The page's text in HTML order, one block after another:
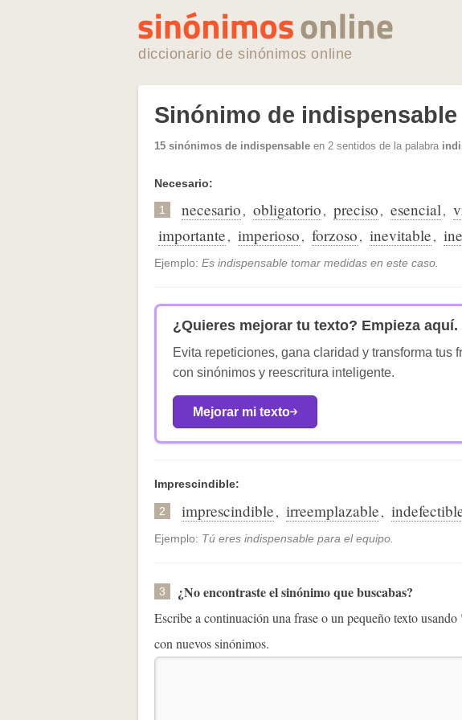
diccionario de sinónimos online
Sinónimo de indispensable
15 sinónimos de indispensable en 2 sentidos de la palabra
Necesario:
1 necesario, obligatorio, preciso, esencial,
importante, imperioso, forzoso, inevitable,
Ejemplo: Es indispensable tomar medidas en este caso.
¿Quieres mejorar tu texto? Empieza aquí.
Evita repeticiones, gana claridad y transforma tus
con sinónimos y reescritura inteligente.
Mejorar mi texto
Imprescindible:
2 imprescindible, irreemplazable,
Ejemplo: Tú eres indispensable para el equipo.
3 ¿No encontraste el sinónimo que buscabas?
Escribe a continuación una frase o un pequeño texto usando
con nuevos sinónimos.